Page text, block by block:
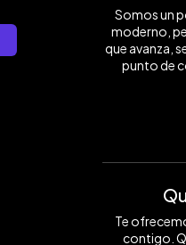
Somos un
moderno,
que avanza,
punto de
Te
contigo.